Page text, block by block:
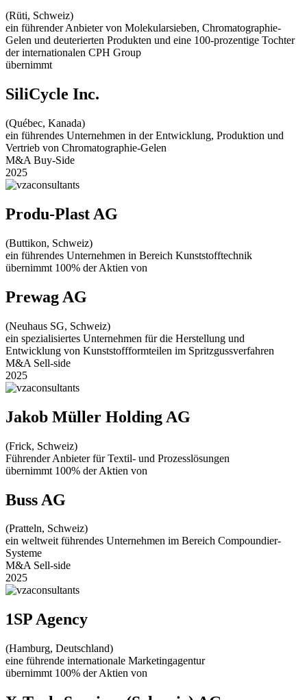
(Rüti, Schweiz)
ein führender Anbieter von Molekularsieben, Chromatographie-
Gelen und deuterierten Produkten und eine 100-prozentige Tochter
der internationalen CPH Group
übernimmt
SiliCycle Inc.
(Québec, Kanada)
ein führendes Unternehmen in der Entwicklung, Produktion und
Vertrieb von Chromatographie-Gelen
M&A Buy-Side
2025
Produ-Plast AG
(Buttikon, Schweiz)
ein führendes Unternehmen in Bereich Kunststofftechnik
übernimmt 100% der Aktien von
Prewag AG
(Neuhaus SG, Schweiz)
ein spezialisiertes Unternehmen für die Herstellung und
Entwicklung von Kunststoffformteilen im Spritzgussverfahren
M&A Sell-side
2025
Jakob Müller Holding AG
(Frick, Schweiz)
Führender Anbieter für Textil- und Prozesslösungen
übernimmt 100% der Aktien von
Buss AG
(Pratteln, Schweiz)
ein weltweit führendes Unternehmen im Bereich Compoundier-
Systeme
M&A Sell-side
2025
1SP Agency
(Hamburg, Deutschland)
eine führende internationale Marketingagentur
übernimmt 100% der Aktien von